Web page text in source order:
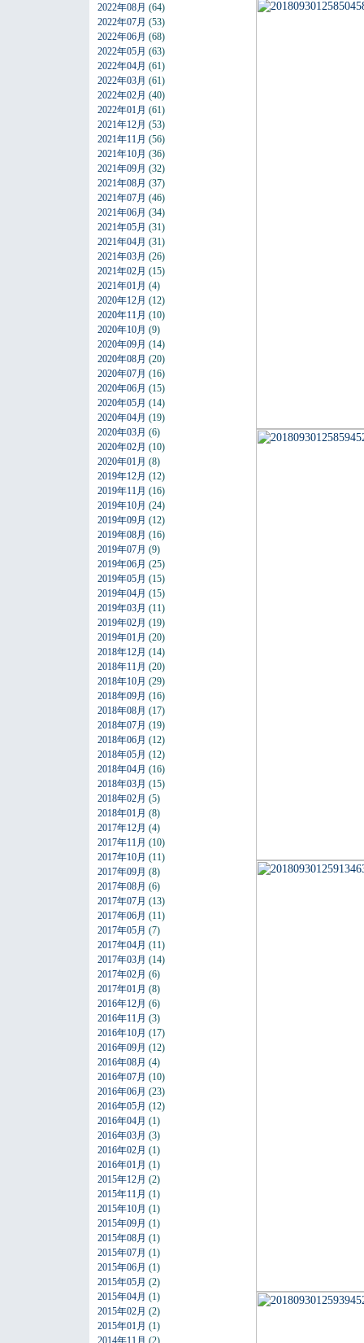
2022年08月 (64)
2022年07月 (53)
2022年06月 (68)
2022年05月 (63)
2022年04月 (61)
2022年03月 (61)
2022年02月 (40)
2022年01月 (61)
2021年12月 (53)
2021年11月 (56)
2021年10月 (36)
2021年09月 (32)
2021年08月 (37)
2021年07月 (46)
2021年06月 (34)
2021年05月 (31)
2021年04月 (31)
2021年03月 (26)
2021年02月 (15)
2021年01月 (4)
2020年12月 (12)
2020年11月 (10)
2020年10月 (9)
2020年09月 (14)
2020年08月 (20)
2020年07月 (16)
2020年06月 (15)
2020年05月 (14)
2020年04月 (19)
2020年03月 (6)
2020年02月 (10)
2020年01月 (8)
2019年12月 (12)
2019年11月 (16)
2019年10月 (24)
2019年09月 (12)
2019年08月 (16)
2019年07月 (9)
2019年06月 (25)
2019年05月 (15)
2019年04月 (15)
2019年03月 (11)
2019年02月 (19)
2019年01月 (20)
2018年12月 (14)
2018年11月 (20)
2018年10月 (29)
2018年09月 (16)
2018年08月 (17)
2018年07月 (19)
2018年06月 (12)
2018年05月 (12)
2018年04月 (16)
2018年03月 (15)
2018年02月 (5)
2018年01月 (8)
2017年12月 (4)
2017年11月 (10)
2017年10月 (11)
2017年09月 (8)
2017年08月 (6)
2017年07月 (13)
2017年06月 (11)
2017年05月 (7)
2017年04月 (11)
2017年03月 (14)
2017年02月 (6)
2017年01月 (8)
2016年12月 (6)
2016年11月 (3)
2016年10月 (17)
2016年09月 (12)
2016年08月 (4)
2016年07月 (10)
2016年06月 (23)
2016年05月 (12)
2016年04月 (1)
2016年03月 (3)
2016年02月 (1)
2016年01月 (1)
2015年12月 (2)
2015年11月 (1)
2015年10月 (1)
2015年09月 (1)
2015年08月 (1)
2015年07月 (1)
2015年06月 (1)
2015年05月 (2)
2015年04月 (1)
2015年02月 (2)
2015年01月 (1)
2014年11月 (2)